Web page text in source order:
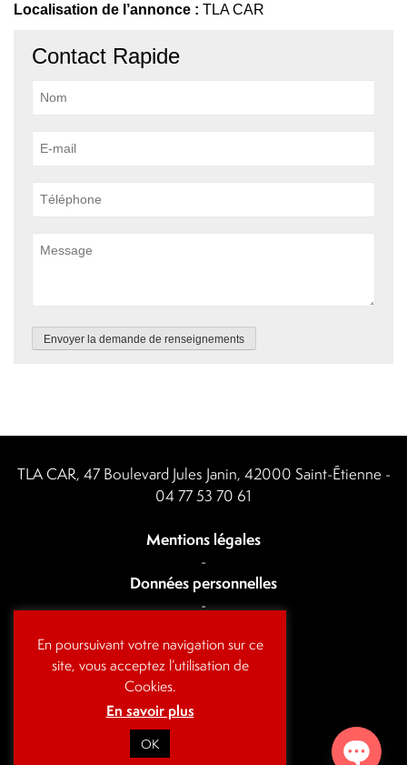
Localisation de l’annonce : TLA CAR
Contact Rapide
Envoyer la demande de renseignements
TLA CAR, 47 Boulevard Jules Janin, 42000 Saint-Étienne -
04 77 53 70 61
Mentions légales
-
Données personnelles
-
-
Contact
En poursuivant votre navigation sur ce
site, vous acceptez l’utilisation de
Cookies.
En savoir plus
OK